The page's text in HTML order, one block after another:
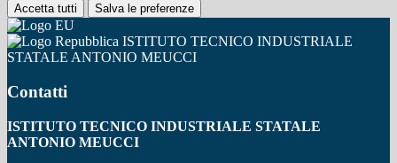
Accetta tutti Salva le preferenze
ISTITUTO TECNICO INDUSTRIALE
STATALE ANTONIO MEUCCI
Contatti
ISTITUTO TECNICO INDUSTRIALE STATALE
ANTONIO MEUCCI